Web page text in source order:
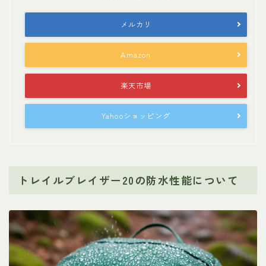
メルカリ
Amazon
楽天市場
Yahooショッピング
トレイルブレイザー20の防水性能について